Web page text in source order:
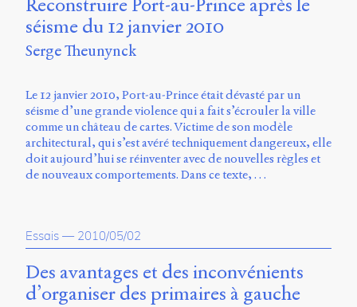
Reconstruire Port-au-Prince après le
séisme du 12 janvier 2010
Serge Theunynck
Le 12 janvier 2010, Port-au-Prince était dévasté par un
séisme d’une grande violence qui a fait s’écrouler la ville
comme un château de cartes. Victime de son modèle
architectural, qui s’est avéré techniquement dangereux, elle
doit aujourd’hui se réinventer avec de nouvelles règles et
de nouveaux comportements. Dans ce texte, …
Essais — 2010/05/02
Des avantages et des inconvénients
d’organiser des primaires à gauche